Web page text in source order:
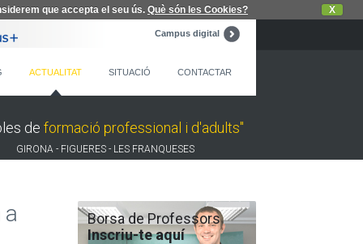
que accepta el seu ús. X
Què són les Cookies?
Campus digital
ACTUALITAT SITUACIÓ CONTACTAR
de formació professional i d'adults"
GIRONA - FIGUERES - LES FRANQUESES
Borsa de Professors
Inscriu-te aquí